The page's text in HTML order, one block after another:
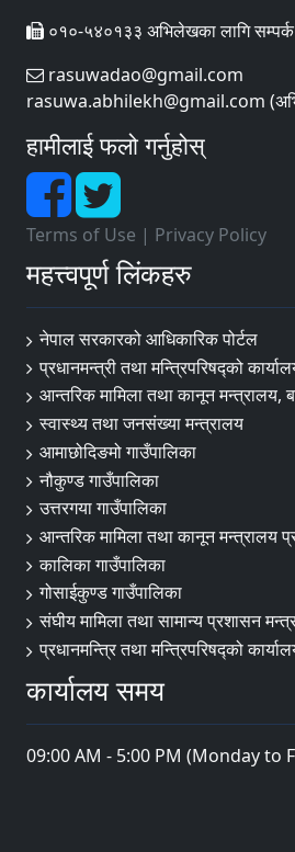
०१०-५४०१३३ अभिलेखका लागि सम्पर्क
rasuwadao@gmail.com
rasuwa.abhilekh@gmail.com
हामीलाई फलो गर्नुहोस्
Terms of Use | Privacy Policy
महत्त्वपूर्ण लिंकहरु
नेपाल सरकारको आधिकारिक पोर्टल
प्रधानमन्त्री तथा मन्त्रिपरिषद्‍को
आन्तरिक मामिला तथा कानून मन्त्रालय,
स्वास्थ्य तथा जनसंख्या मन्त्रालय
आमाछोदिङमो गाउँपालिका
नौकुण्ड गाउँपालिका
उत्तरगया गाउँपालिका
आन्तरिक मामिला तथा कानून मन्त्रालय
कालिका गाउँपालिका
गोसाईकुण्ड गाउँपालिका
संघीय मामिला तथा सामान्य प्रशासन
प्रधानमन्त्रि तथा मन्त्रिपरिषद्को
कार्यालय समय
09:00 AM - 5:00 PM (Monday to